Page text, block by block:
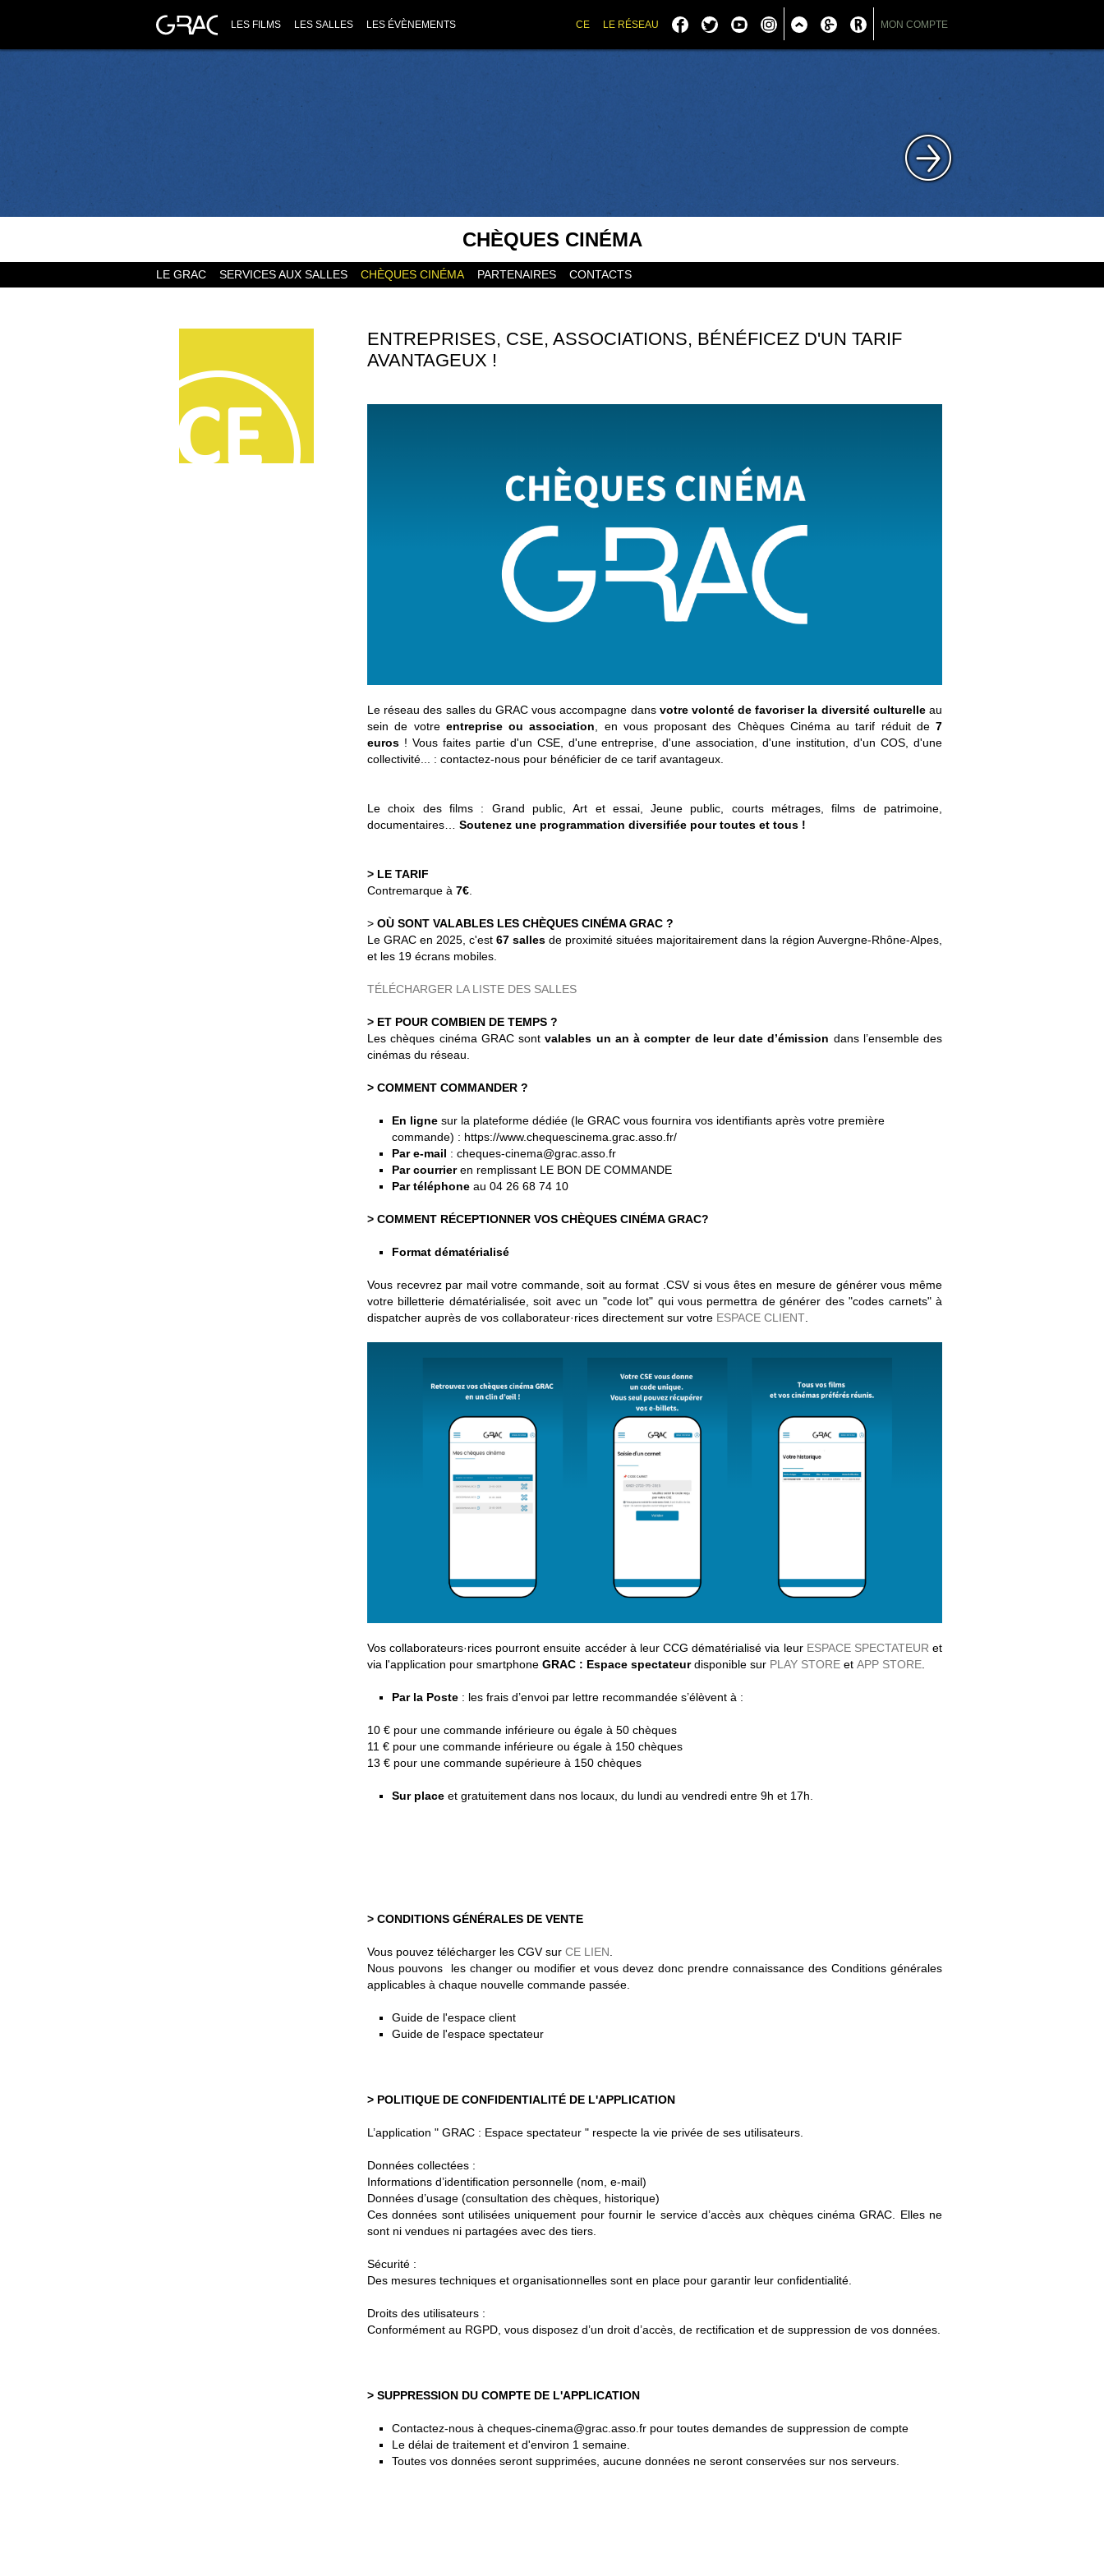
LES FILMS LES SALLES LES ÉVÈNEMENTS CE LE RÉSEAU MON COMPTE
CHÈQUES CINÉMA
LE GRAC SERVICES AUX SALLES CHÈQUES CINÉMA PARTENAIRES CONTACTS
ENTREPRISES, CSE, ASSOCIATIONS, BÉNÉFICEZ D'UN TARIF
AVANTAGEUX !
Le réseau des salles du GRAC vous accompagne dans votre volonté de favoriser la diversité culturelleau
sein de votre entreprise ou association , en vous proposant des Chèques Cinéma au tarif réduit de 7
euros ! Vous faites partie d'un CSE, d'une entreprise, d'une association, d'une institution, d'un COS, d'une
collectivité... : contactez-nous pour bénéficier de ce tarif avantageux.
Le choix des films : Grand public, Art et essai, Jeune public, courts métrages, films de patrimoine,
documentaires… Soutenez une programmation diversifiée pour toutes et tous !
> LE TARIF
Contremarque à 7€
> OÙ SONT VALABLES LES CHÈQUES CINÉMA GRAC ?
Le GRAC en 2025, c'est 67 salles de proximité situées majoritairement dans la région Auvergne-Rhône-Alpes,
et les 19 écrans mobiles.
TÉLÉCHARGER LA LISTE DES SALLES
> ET POUR COMBIEN DE TEMPS ?
Les chèques cinéma GRAC sontvalables un an à compter de leur date d’émission dans l’ensemble des
cinémas du réseau.
> COMMENT COMMANDER ?
En ligne sur la plateforme dédiée (le GRAC vous fournira vos identifiants après votre première
commande) : https://www.chequescinema.grac.asso.fr/
Par e-mail : cheques-cinema@grac.asso.fr
Par courrieren remplissant LE BON DE COMMANDE
Par téléphone au 04 26 68 74 10
> COMMENT RÉCEPTIONNER VOS CHÈQUES CINÉMA GRAC?
Format dématérialisé
Vous recevrez par mail votre commande, soit au format .CSV si vous êtes en mesure de générer vous même
votre billetterie dématérialisée, soit avec un "code lot" qui vous permettra de générer des "codes carnets" à
dispatcher auprès de vos collaborateur·rices directement sur votre ESPACE CLIENT
Vos collaborateurs·rices pourront ensuite accéder à leur CCG dématérialisé via leur ESPACE SPECTATEUR et
via l'application pour smartphone GRAC : Espace spectateurdisponible sur PLAY STORE et APP STORE
Par la Poste : les frais d’envoi par lettre recommandée s’élèvent à :
10 € pour une commande inférieure ou égale à 50 chèques
11 € pour une commande inférieure ou égale à 150 chèques
13 € pour une commande supérieure à 150 chèques
Sur place et gratuitement dans nos locaux, du lundi au vendredi entre 9h et 17h.
> CONDITIONS GÉNÉRALES DE VENTE
Vous pouvez télécharger les CGV sur CE LIEN
Nous pouvons les changer ou modifier et vous devez donc prendre connaissance des Conditions générales
applicables à chaque nouvelle commande passée.
Guide de l'espace client
Guide de l'espace spectateur
> POLITIQUE DE CONFIDENTIALITÉ DE L'APPLICATION
L’application " GRAC : Espace spectateur " respecte la vie privée de ses utilisateurs.
Données collectées :
Informations d’identification personnelle (nom, e-mail)
Données d’usage (consultation des chèques, historique)
Ces données sont utilisées uniquement pour fournir le service d’accès aux chèques cinéma GRAC. Elles ne
sont ni vendues ni partagées avec des tiers.
Sécurité :
Des mesures techniques et organisationnelles sont en place pour garantir leur confidentialité.
Droits des utilisateurs :
Conformément au RGPD, vous disposez d’un droit d’accès, de rectification et de suppression de vos données.
> SUPPRESSION DU COMPTE DE L'APPLICATION
Contactez-nous à cheques-cinema@grac.asso.fr pour toutes demandes de suppression de compte
Le délai de traitement et d'environ 1 semaine.
Toutes vos données seront supprimées, aucune données ne seront conservées sur nos serveurs.